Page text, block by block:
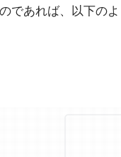
であれば、以下の